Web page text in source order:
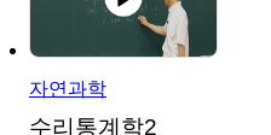
자연과학
수리통계학2